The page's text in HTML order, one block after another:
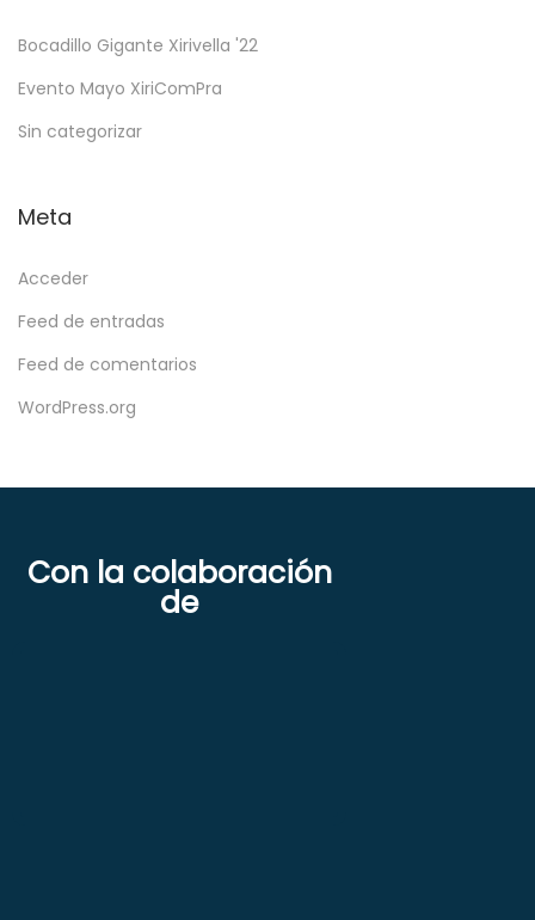
Bocadillo Gigante Xirivella '22
Evento Mayo XiriComPra
Sin categorizar
Meta
Acceder
Feed de entradas
Feed de comentarios
WordPress.org
Con la colaboración
de